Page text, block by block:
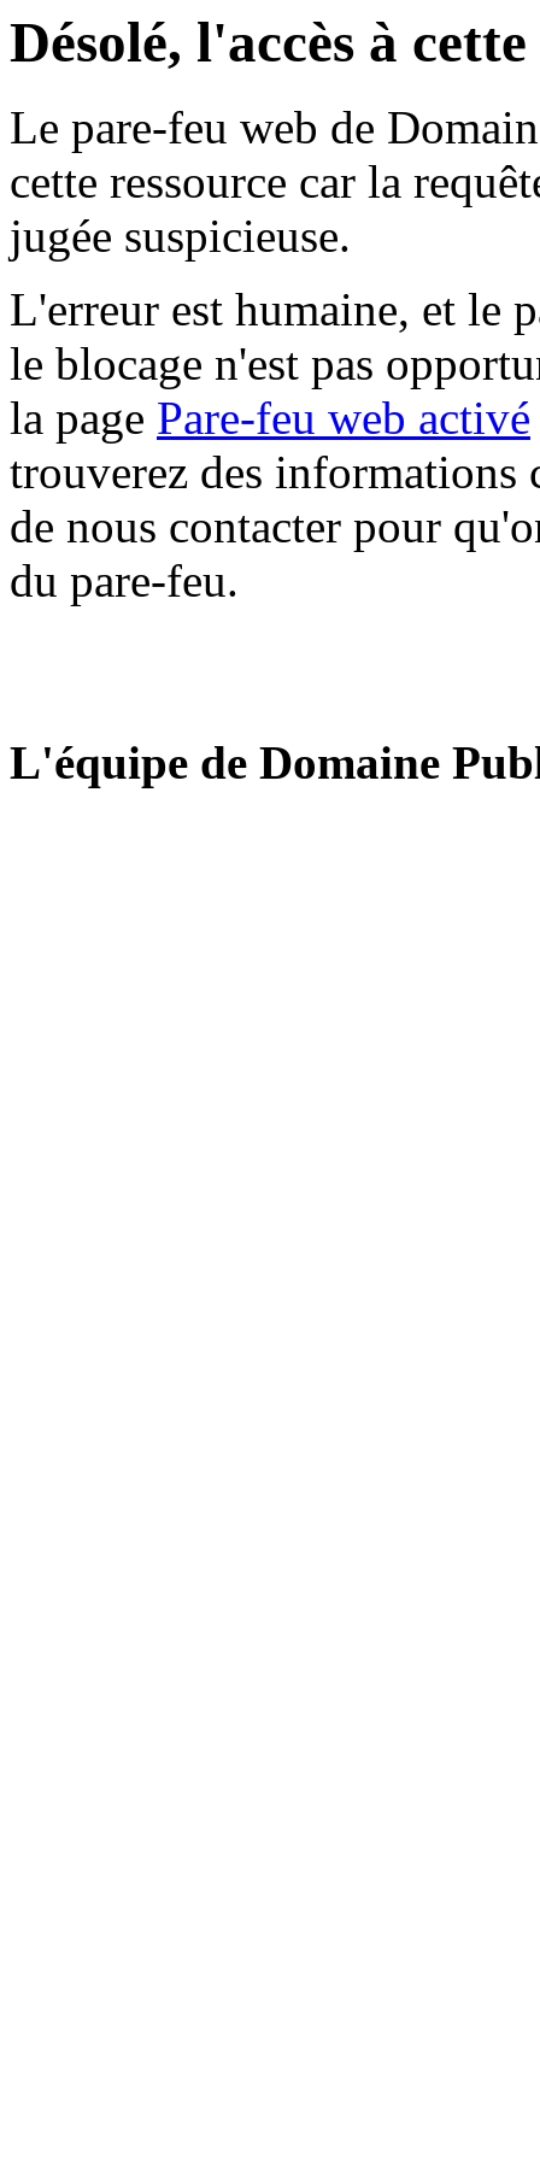
Désolé, l'accès à
Le pare-feu web de
cette ressource car la
jugée suspicieuse.
L'erreur est humaine, et le
le blocage n'est pas
la page Pare-feu web activé
trouverez des informations
de nous contacter pour
du pare-feu.
L'équipe de Domaine